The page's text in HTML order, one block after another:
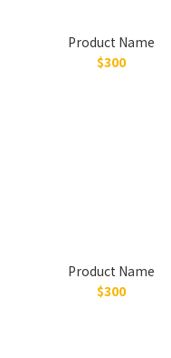
Product Name
$300
Product Name
$300